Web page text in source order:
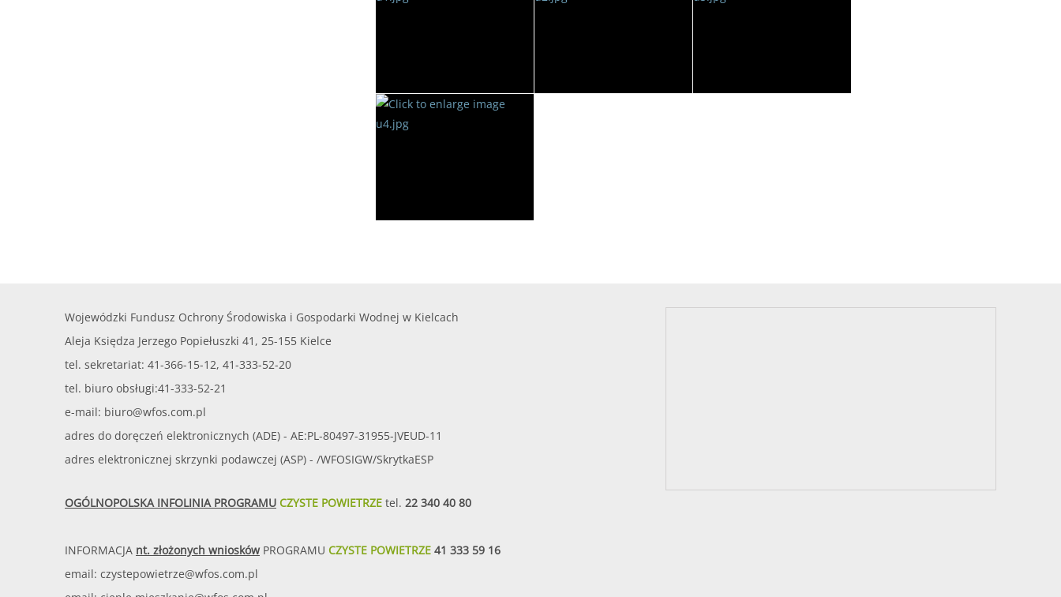
Wojewódzki Fundusz Ochrony Środowiska i Gospodarki Wodnej w Kielcach
Aleja Księdza Jerzego Popiełuszki 41, 25-155 Kielce
tel. sekretariat: 41-366-15-12, 41-333-52-20
tel. biuro obsługi:41-333-52-21
e-mail: biuro@wfos.com.pl
adres do doręczeń elektronicznych (ADE) - AE:PL-80497-31955-JVEUD-11
adres elektronicznej skrzynki podawczej (ASP) - /WFOSIGW/SkrytkaESP
OGÓLNOPOLSKA INFOLINIA PROGRAMU CZYSTE POWIETRZE tel. 22 340 40 80
INFORMACJA nt. złożonych wniosków PROGRAMU CZYSTE POWIETRZE 41 333 59 16
email: czystepowietrze@wfos.com.pl